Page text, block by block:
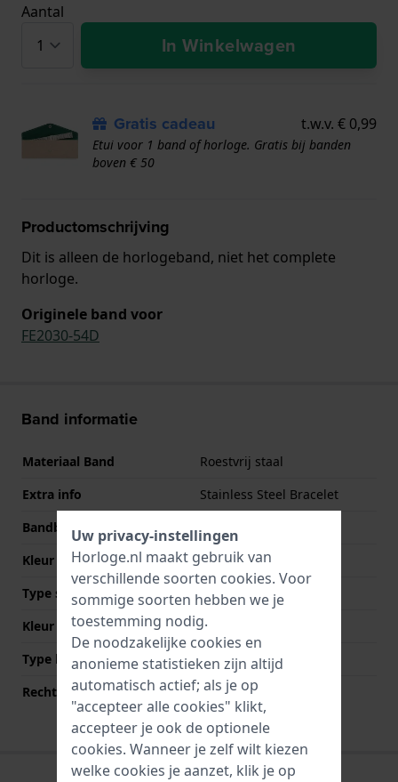
Aantal
In Winkelwagen
Gratis cadeau t.w.v. € 0,99
Etui voor 1 band of horloge. Gratis bij banden
boven € 50
Productomschrijving
Dit is alleen de horlogeband, niet het complete
horloge.
Originele band voor
FE2030-54D
Band informatie
Materiaal Band
Roestvrij staal
Extra info
Stainless Steel Bracelet
Bandbreedte
7 mm
Kleur Band
Zilver
Type sluiting
Sieraadsluiting
Kleur sluiting
Zilver
Type bevestiging
Stalen pennen
Rechte bandaanzet
Nee
Uw privacy-instellingen
Horloge.nl maakt gebruik van
verschillende soorten cookies. Voor
sommige soorten hebben we je
toestemming nodig.
De noodzakelijke cookies en
anonieme statistieken zijn altijd
automatisch actief; als je op
"accepteer alle cookies" klikt,
accepteer je ook de optionele
cookies. Wanneer je zelf wilt kiezen
welke cookies je aanzet, klik je op